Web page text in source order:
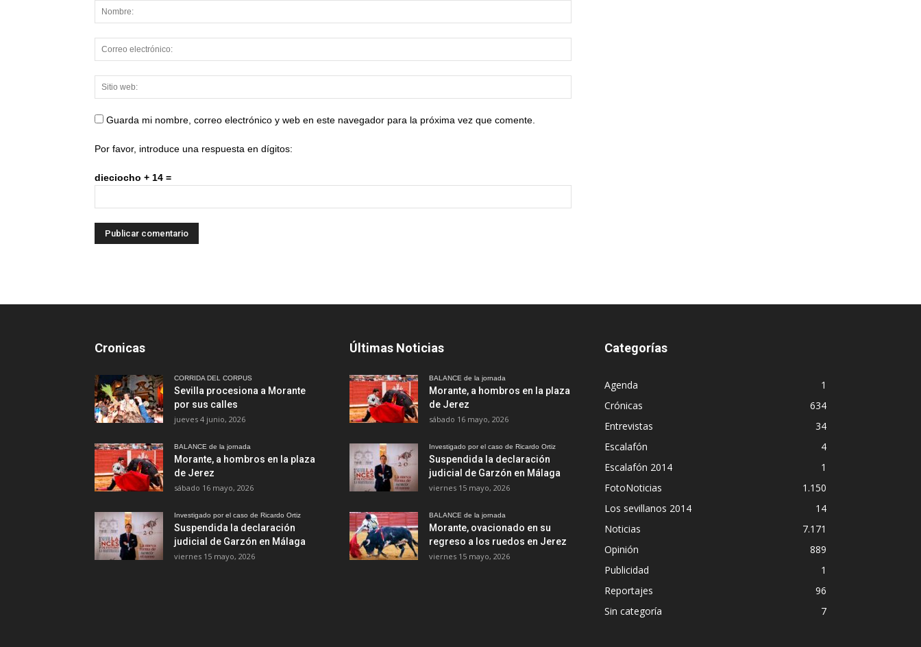
Guarda mi nombre, correo electrónico y web en este navegador para la próxima vez que comente.
Por favor, introduce una respuesta en dígitos:
dieciocho + 14 =
Cronicas
CORRIDA DEL CORPUS
Sevilla procesiona a Morante
por sus calles
jueves 4 junio, 2026
BALANCE de la jornada
Morante, a hombros en la plaza
de Jerez
sábado 16 mayo, 2026
Investigado por el caso de Ricardo Ortiz
Suspendida la declaración
judicial de Garzón en Málaga
viernes 15 mayo, 2026
Últimas Noticias
BALANCE de la jornada
Morante, a hombros en la plaza
de Jerez
sábado 16 mayo, 2026
Investigado por el caso de Ricardo Ortiz
Suspendida la declaración
judicial de Garzón en Málaga
viernes 15 mayo, 2026
BALANCE de la jornada
Morante, ovacionado en su
regreso a los ruedos en Jerez
viernes 15 mayo, 2026
Categorías
Agenda
1
Crónicas
634
Entrevistas
34
Escalafón
4
Escalafón 2014
1
FotoNoticias
1.150
Los sevillanos 2014
14
Noticias
7.171
Opinión
889
Publicidad
1
Reportajes
96
Sin categoría
7